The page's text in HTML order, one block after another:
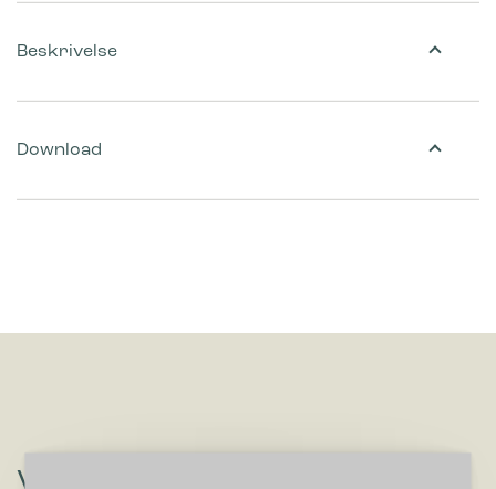
Beskrivelse
Download